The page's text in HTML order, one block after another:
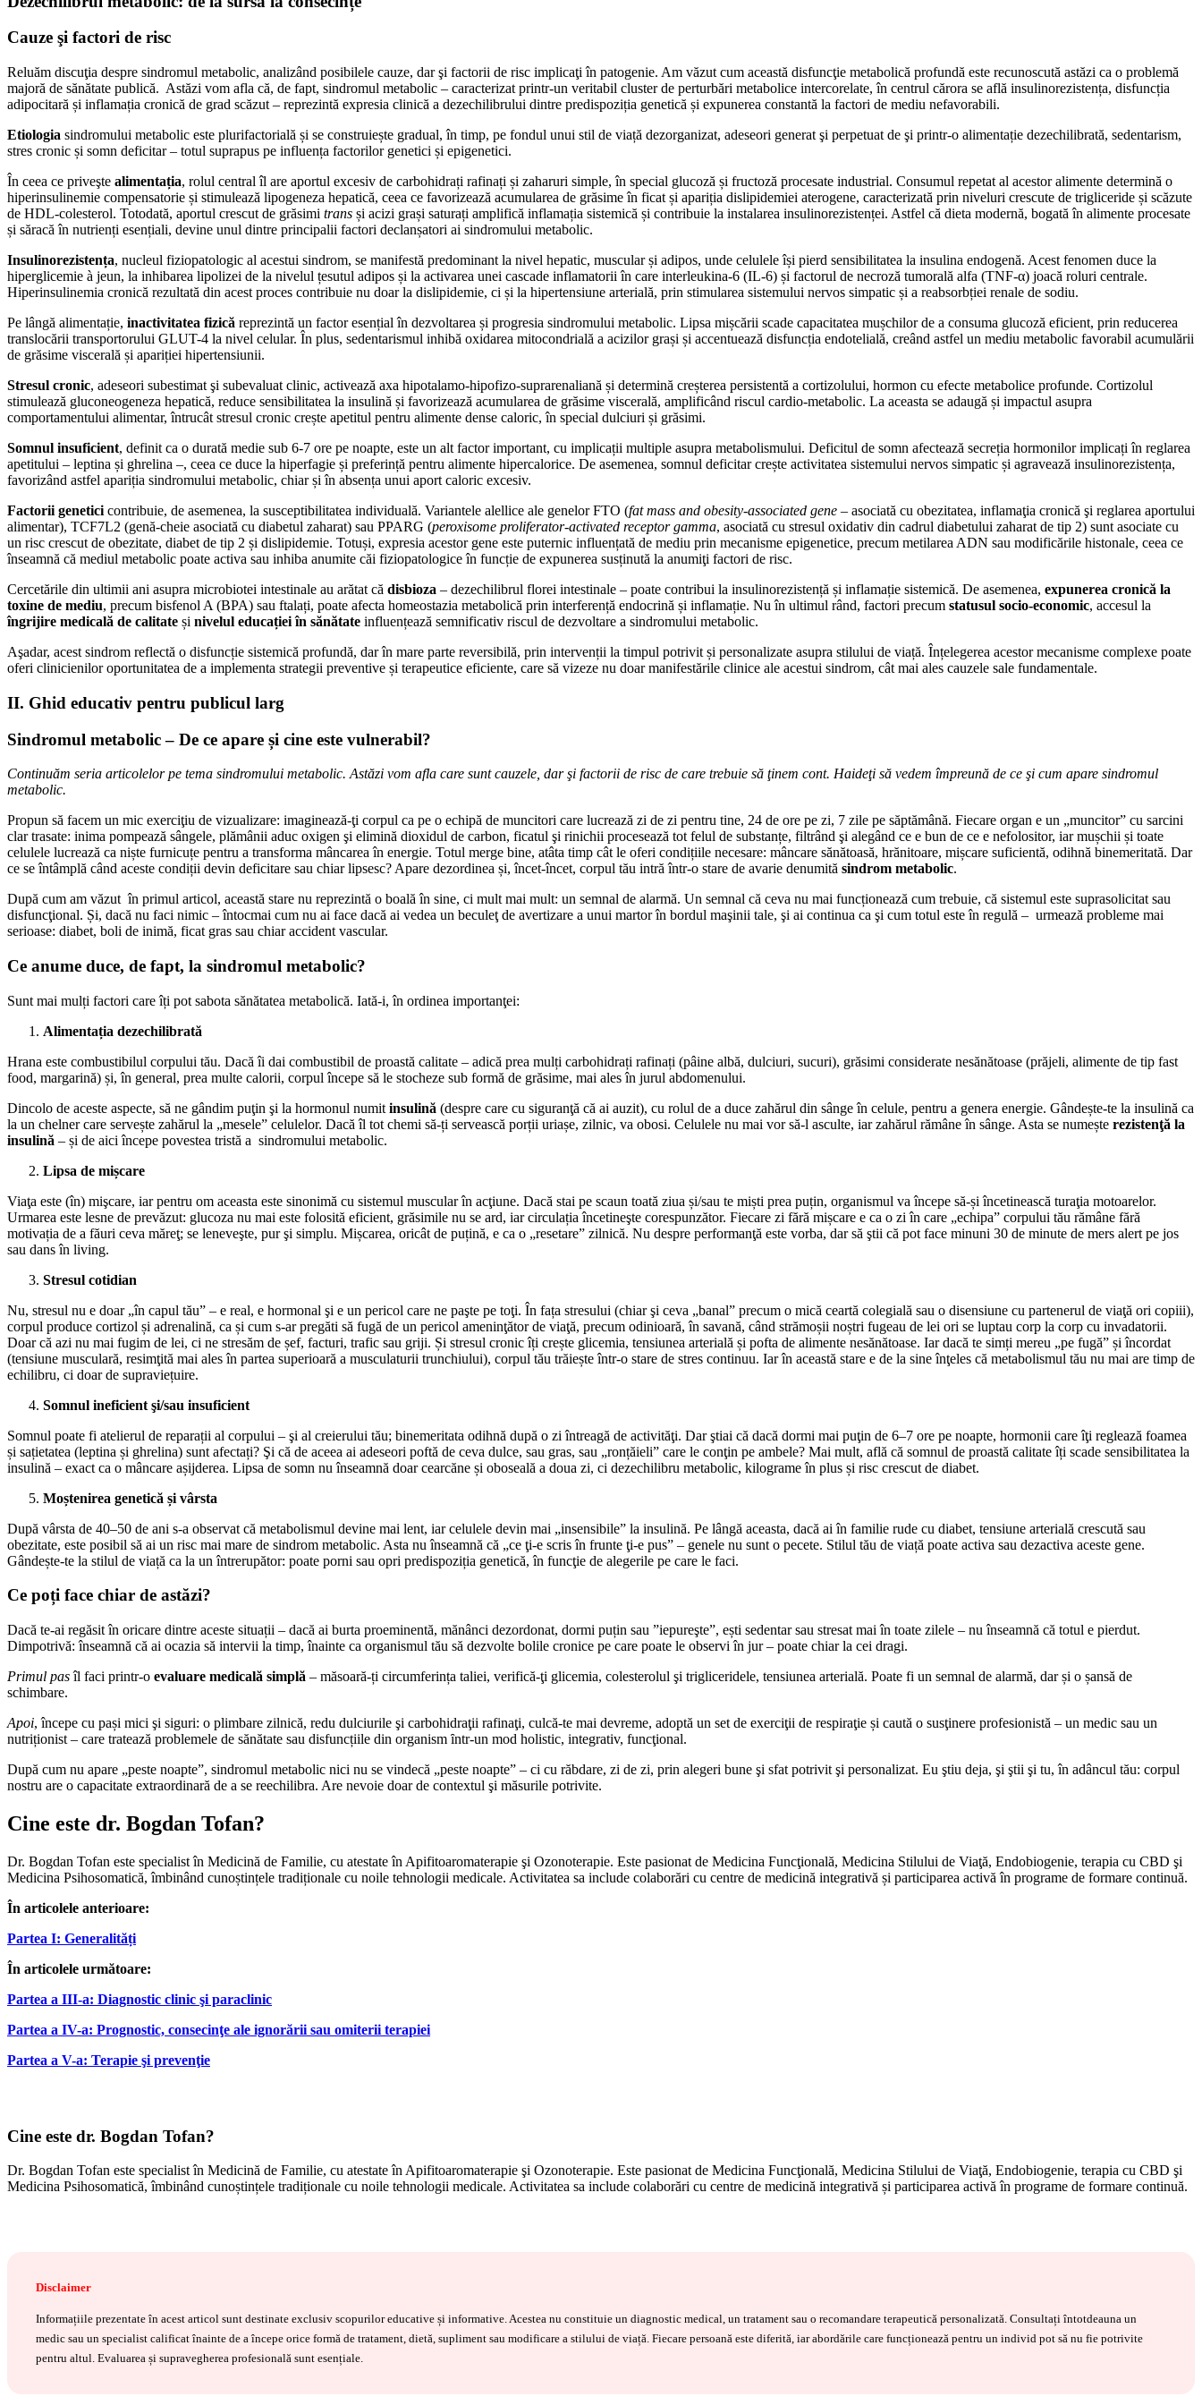
Cauze şi factori de risc
Reluăm discuţia despre sindromul metabolic, analizând posibilele cauze, dar şi factorii de risc implicaţi în patogenie. Am văzut cum această disfuncţie metabolică profundă este recunoscută astăzi ca o problemă
majoră de sănătate publică. Astăzi vom afla că, de fapt, sindromul metabolic – caracterizat printr-un veritabil cluster de perturbări metabolice intercorelate, în centrul cărora se află insulinorezistența, disfuncția
adipocitară și inflamația cronică de grad scăzut – reprezintă expresia clinică a dezechilibrului dintre predispoziția genetică și expunerea constantă la factori de mediu nefavorabili.
Etiologia sindromului metabolic este plurifactorială și se construiește gradual, în timp, pe fondul unui stil de viață dezorganizat, adeseori generat şi perpetuat de şi printr-o alimentație dezechilibrată, sedentarism,
stres cronic și somn deficitar – totul suprapus pe influența factorilor genetici și epigenetici.
În ceea ce priveşte alimentația, rolul central îl are aportul excesiv de carbohidrați rafinați și zaharuri simple, în special glucoză și fructoză procesate industrial. Consumul repetat al acestor alimente determină o
hiperinsulinemie compensatorie și stimulează lipogeneza hepatică, ceea ce favorizează acumularea de grăsime în ficat și apariția dislipidemiei aterogene, caracterizată prin niveluri crescute de trigliceride și scăzute
de HDL-colesterol. Totodată, aportul crescut de grăsimi trans și acizi grași saturați amplifică inflamația sistemică și contribuie la instalarea insulinorezistenței. Astfel că dieta modernă, bogată în alimente procesate
și săracă în nutrienți esențiali, devine unul dintre principalii factori declanșatori ai sindromului metabolic.
Insulinorezistența, nucleul fiziopatologic al acestui sindrom, se manifestă predominant la nivel hepatic, muscular și adipos, unde celulele își pierd sensibilitatea la insulina endogenă. Acest fenomen duce la
hiperglicemie à jeun, la inhibarea lipolizei de la nivelul țesutul adipos și la activarea unei cascade inflamatorii în care interleukina-6 (IL-6) și factorul de necroză tumorală alfa (TNF-α) joacă roluri centrale.
Hiperinsulinemia cronică rezultată din acest proces contribuie nu doar la dislipidemie, ci și la hipertensiune arterială, prin stimularea sistemului nervos simpatic și a reabsorbției renale de sodiu.
Pe lângă alimentație, inactivitatea fizică reprezintă un factor esențial în dezvoltarea și progresia sindromului metabolic. Lipsa mișcării scade capacitatea mușchilor de a consuma glucoză eficient, prin reducerea
translocării transportorului GLUT-4 la nivel celular. În plus, sedentarismul inhibă oxidarea mitocondrială a acizilor grași și accentuează disfuncția endotelială, creând astfel un mediu metabolic favorabil acumulării
de grăsime viscerală și apariției hipertensiunii.
Stresul cronic, adeseori subestimat şi subevaluat clinic, activează axa hipotalamo-hipofizo-suprarenaliană și determină creșterea persistentă a cortizolului, hormon cu efecte metabolice profunde. Cortizolul
stimulează gluconeogeneza hepatică, reduce sensibilitatea la insulină și favorizează acumularea de grăsime viscerală, amplificând riscul cardio-metabolic. La aceasta se adaugă și impactul asupra
comportamentului alimentar, întrucât stresul cronic crește apetitul pentru alimente dense caloric, în special dulciuri și grăsimi.
Somnul insuficient, definit ca o durată medie sub 6-7 ore pe noapte, este un alt factor important, cu implicații multiple asupra metabolismului. Deficitul de somn afectează secreția hormonilor implicați în reglarea
apetitului – leptina și ghrelina –, ceea ce duce la hiperfagie și preferință pentru alimente hipercalorice. De asemenea, somnul deficitar crește activitatea sistemului nervos simpatic și agravează insulinorezistența,
favorizând astfel apariția sindromului metabolic, chiar și în absența unui aport caloric excesiv.
Factorii genetici contribuie, de asemenea, la susceptibilitatea individuală. Variantele alellice ale genelor FTO (fat mass and obesity-associated gene – asociată cu obezitatea, inflamaţia cronică şi reglarea aportului
alimentar), TCF7L2 (genă-cheie asociată cu diabetul zaharat) sau PPARG (peroxisome proliferator-activated receptor gamma, asociată cu stresul oxidativ din cadrul diabetului zaharat de tip 2) sunt asociate cu
un risc crescut de obezitate, diabet de tip 2 și dislipidemie. Totuși, expresia acestor gene este puternic influențată de mediu prin mecanisme epigenetice, precum metilarea ADN sau modificările histonale, ceea ce
înseamnă că mediul metabolic poate activa sau inhiba anumite căi fiziopatologice în funcție de expunerea susținută la anumiţi factori de risc.
Cercetările din ultimii ani asupra microbiotei intestinale au arătat că disbioza – dezechilibrul florei intestinale – poate contribui la insulinorezistență și inflamație sistemică. De asemenea, expunerea cronică la
toxine de mediu, precum bisfenol A (BPA) sau ftalați, poate afecta homeostazia metabolică prin interferență endocrină și inflamație. Nu în ultimul rând, factori precum statusul socio-economic, accesul la
îngrijire medicală de calitate și nivelul educației în sănătate influențează semnificativ riscul de dezvoltare a sindromului metabolic.
Aşadar, acest sindrom reflectă o disfuncție sistemică profundă, dar în mare parte reversibilă, prin intervenții la timpul potrivit și personalizate asupra stilului de viață. Înțelegerea acestor mecanisme complexe poate
oferi clinicienilor oportunitatea de a implementa strategii preventive și terapeutice eficiente, care să vizeze nu doar manifestările clinice ale acestui sindrom, cât mai ales cauzele sale fundamentale.
II. Ghid educativ pentru publicul larg
Sindromul metabolic – De ce apare și cine este vulnerabil?
Continuăm seria articolelor pe tema sindromului metabolic. Astăzi vom afla care sunt cauzele, dar şi factorii de risc de care trebuie să ţinem cont. Haideţi să vedem împreună de ce şi cum apare sindromul
metabolic.
Propun să facem un mic exerciţiu de vizualizare: imaginează-ţi corpul ca pe o echipă de muncitori care lucrează zi de zi pentru tine, 24 de ore pe zi, 7 zile pe săptămână. Fiecare organ e un „muncitor” cu sarcini
clar trasate: inima pompează sângele, plămânii aduc oxigen şi elimină dioxidul de carbon, ficatul şi rinichii procesează tot felul de substanțe, filtrând şi alegând ce e bun de ce e nefolositor, iar mușchii și toate
celulele lucrează ca niște furnicuțe pentru a transforma mâncarea în energie. Totul merge bine, atâta timp cât le oferi condițiile necesare: mâncare sănătoasă, hrănitoare, mișcare suficientă, odihnă binemeritată. Dar
ce se întâmplă când aceste condiții devin deficitare sau chiar lipsesc? Apare dezordinea și, încet-încet, corpul tău intră într-o stare de avarie denumită sindrom metabolic.
După cum am văzut în primul articol, această stare nu reprezintă o boală în sine, ci mult mai mult: un semnal de alarmă. Un semnal că ceva nu mai funcționează cum trebuie, că sistemul este suprasolicitat sau
disfuncţional. Și, dacă nu faci nimic – întocmai cum nu ai face dacă ai vedea un beculeţ de avertizare a unui martor în bordul maşinii tale, şi ai continua ca şi cum totul este în regulă – urmează probleme mai
serioase: diabet, boli de inimă, ficat gras sau chiar accident vascular.
Ce anume duce, de fapt, la sindromul metabolic?
Sunt mai mulți factori care îți pot sabota sănătatea metabolică. Iată-i, în ordinea importanţei:
Alimentația dezechilibrată
Hrana este combustibilul corpului tău. Dacă îi dai combustibil de proastă calitate – adică prea mulți carbohidrați rafinați (pâine albă, dulciuri, sucuri), grăsimi considerate nesănătoase (prăjeli, alimente de tip fast
food, margarină) și, în general, prea multe calorii, corpul începe să le stocheze sub formă de grăsime, mai ales în jurul abdomenului.
Dincolo de aceste aspecte, să ne gândim puţin şi la hormonul numit insulină (despre care cu siguranţă că ai auzit), cu rolul de a duce zahărul din sânge în celule, pentru a genera energie. Gândește-te la insulină ca
la un chelner care servește zahărul la „mesele” celulelor. Dacă îl tot chemi să-ți servească porții uriașe, zilnic, va obosi. Celulele nu mai vor să-l asculte, iar zahărul rămâne în sânge. Asta se numește rezistenţă la
insulină – și de aici începe povestea tristă a sindromului metabolic.
Lipsa de mișcare
Viaţa este (în) mişcare, iar pentru om aceasta este sinonimă cu sistemul muscular în acţiune. Dacă stai pe scaun toată ziua și/sau te miști prea puțin, organismul va începe să-și încetinească turaţia motoarelor.
Urmarea este lesne de prevăzut: glucoza nu mai este folosită eficient, grăsimile nu se ard, iar circulația încetineşte corespunzător. Fiecare zi fără mișcare e ca o zi în care „echipa” corpului tău rămâne fără
motivația de a făuri ceva măreţ; se leneveşte, pur şi simplu. Mișcarea, oricât de puțină, e ca o „resetare” zilnică. Nu despre performanţă este vorba, dar să ştii că pot face minuni 30 de minute de mers alert pe jos
sau dans în living.
Stresul cotidian
Nu, stresul nu e doar „în capul tău” – e real, e hormonal şi e un pericol care ne paşte pe toţi. În fața stresului (chiar şi ceva „banal” precum o mică ceartă colegială sau o disensiune cu partenerul de viaţă ori copiii),
corpul produce cortizol și adrenalină, ca și cum s-ar pregăti să fugă de un pericol ameninţător de viaţă, precum odinioară, în savană, când strămoșii noștri fugeau de lei ori se luptau corp la corp cu invadatorii.
Doar că azi nu mai fugim de lei, ci ne stresăm de șef, facturi, trafic sau griji. Și stresul cronic îți crește glicemia, tensiunea arterială și pofta de alimente nesănătoase. Iar dacă te simți mereu „pe fugă” și încordat
(tensiune musculară, resimţită mai ales în partea superioară a musculaturii trunchiului), corpul tău trăiește într-o stare de stres continuu. Iar în această stare e de la sine înţeles că metabolismul tău nu mai are timp de
echilibru, ci doar de supraviețuire.
Somnul ineficient şi/sau insuficient
Somnul poate fi atelierul de reparații al corpului – şi al creierului tău; binemeritata odihnă după o zi întreagă de activităţi. Dar ştiai că dacă dormi mai puţin de 6–7 ore pe noapte, hormonii care îţi reglează foamea
și sațietatea (leptina și ghrelina) sunt afectați? Şi că de aceea ai adeseori poftă de ceva dulce, sau gras, sau „ronțăieli” care le conţin pe ambele? Mai mult, află că somnul de proastă calitate îți scade sensibilitatea la
insulină – exact ca o mâncare așijderea. Lipsa de somn nu înseamnă doar cearcăne și oboseală a doua zi, ci dezechilibru metabolic, kilograme în plus și risc crescut de diabet.
Moștenirea genetică și vârsta
După vârsta de 40–50 de ani s-a observat că metabolismul devine mai lent, iar celulele devin mai „insensibile” la insulină. Pe lângă aceasta, dacă ai în familie rude cu diabet, tensiune arterială crescută sau
obezitate, este posibil să ai un risc mai mare de sindrom metabolic. Asta nu înseamnă că „ce ţi-e scris în frunte ţi-e pus” – genele nu sunt o pecete. Stilul tău de viață poate activa sau dezactiva aceste gene.
Gândește-te la stilul de viață ca la un întrerupător: poate porni sau opri predispoziția genetică, în funcţie de alegerile pe care le faci.
Ce poți face chiar de astăzi?
Dacă te-ai regăsit în oricare dintre aceste situații – dacă ai burta proeminentă, mănânci dezordonat, dormi puțin sau ”iepureşte”, ești sedentar sau stresat mai în toate zilele – nu înseamnă că totul e pierdut.
Dimpotrivă: înseamnă că ai ocazia să intervii la timp, înainte ca organismul tău să dezvolte bolile cronice pe care poate le observi în jur – poate chiar la cei dragi.
Primul pasîl faci printr-o evaluare medicală simplă – măsoară-ți circumferința taliei, verifică-ţi glicemia, colesterolul şi trigliceridele, tensiunea arterială. Poate fi un semnal de alarmă, dar și o șansă de
schimbare.
Apoi, începe cu pași mici şi siguri: o plimbare zilnică, redu dulciurile şi carbohidraţii rafinaţi, culcă-te mai devreme, adoptă un set de exerciţii de respiraţie și caută o susţinere profesionistă – un medic sau un
nutriționist – care tratează problemele de sănătate sau disfuncțiile din organism ȋntr-un mod holistic, integrativ, funcţional.
După cum nu apare „peste noapte”, sindromul metabolic nici nu se vindecă „peste noapte” – ci cu răbdare, zi de zi, prin alegeri bune şi sfat potrivit şi personalizat. Eu ştiu deja, şi ştii şi tu, în adâncul tău: corpul
nostru are o capacitate extraordinară de a se reechilibra. Are nevoie doar de contextul şi măsurile potrivite.
Cine este dr. Bogdan Tofan?
Dr. Bogdan Tofan este specialist în Medicină de Familie, cu atestate în Apifitoaromaterapie şi Ozonoterapie. Este pasionat de Medicina Funcţională, Medicina Stilului de Viaţă, Endobiogenie, terapia cu CBD şi
Medicina Psihosomatică, îmbinând cunoștințele tradiționale cu noile tehnologii medicale. Activitatea sa include colaborări cu centre de medicină integrativă și participarea activă în programe de formare continuă.
În articolele anterioare:
Partea I: Generalități
În articolele următoare:
Partea a III-a: Diagnostic clinic şi paraclinic
Partea a IV-a: Prognostic, consecinţe ale ignorării sau omiterii terapiei
Partea a V-a: Terapie şi prevenţie
Cine este dr. Bogdan Tofan?
Dr. Bogdan Tofan este specialist în Medicină de Familie, cu atestate în Apifitoaromaterapie şi Ozonoterapie. Este pasionat de Medicina Funcţională, Medicina Stilului de Viaţă, Endobiogenie, terapia cu CBD şi
Medicina Psihosomatică, îmbinând cunoștințele tradiționale cu noile tehnologii medicale. Activitatea sa include colaborări cu centre de medicină integrativă și participarea activă în programe de formare continuă.
Disclaimer
Informațiile prezentate în acest articol sunt destinate exclusiv scopurilor educative și informative. Acestea nu constituie un diagnostic medical, un tratament sau o recomandare terapeutică personalizată. Consultați întotdeauna un
medic sau un specialist calificat înainte de a începe orice formă de tratament, dietă, supliment sau modificare a stilului de viață. Fiecare persoană este diferită, iar abordările care funcționează pentru un individ pot să nu fie potrivite
pentru altul. Evaluarea și supravegherea profesională sunt esențiale.